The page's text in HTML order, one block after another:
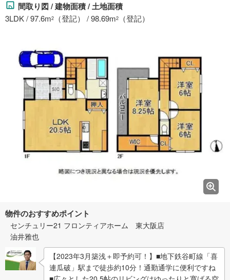
間取り図 / 建物面積 / 土地面積
3LDK / 97.6m2 （登記） / 98.69m2 （登記）
物件のおすすめポイント
センチュリー21 フロンティアホーム 東大阪店
油井雅也
【2023年3月築浅＋即予約可！】■地下鉄谷町線「喜
連瓜破」駅まで徒歩約10分！通勤通学に便利ですね